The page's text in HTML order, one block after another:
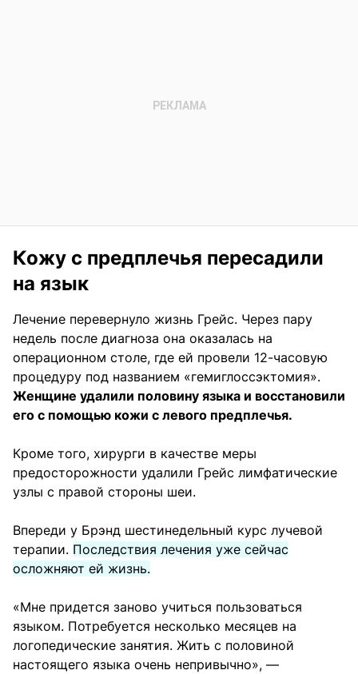
Кожу с предплечья пересадили
на язык
Лечение перевернуло жизнь Грейс. Через пару
недель после диагноза она оказалась на
операционном столе, где ей провели 12-часовую
процедуру под названием «гемиглоссэктомия».
Женщине удалили половину языка и восстановили
его с помощью кожи с левого предплечья.
Кроме того, хирурги в качестве меры
предосторожности удалили Грейс лимфатические
узлы с правой стороны шеи.
Впереди у Брэнд шестинедельный курс лучевой
терапии. Последствия лечения уже сейчас
осложняют ей жизнь.
«Мне придется заново учиться пользоваться
языком. Потребуется несколько месяцев на
логопедические занятия. Жить с половиной
настоящего языка очень непривычно», —